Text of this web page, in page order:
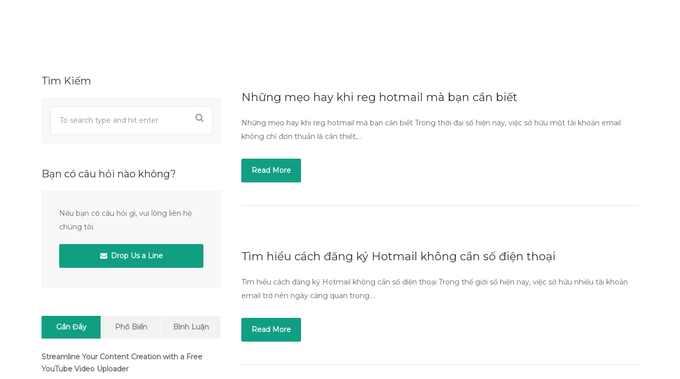
Những mẹo hay khi reg hotmail mà bạn cần biết
Những mẹo hay khi reg hotmail mà bạn cần biết Trong thời đại số hiện nay, việc sở hữu một tài khoản email
không chỉ đơn thuần là cần thiết,…
Read More
Tìm hiểu cách đăng ký Hotmail không cần số điện thoại
Tìm hiểu cách đăng ký Hotmail không cần số điện thoại Trong thế giới số hiện nay, việc sở hữu nhiều tài khoản
email trở nên ngày càng quan trọng….
Read More
Tìm Kiếm
Bạn có câu hỏi nào không?
Nếu bạn có câu hỏi gì, vui lòng liên hệ
chúng tôi.
Drop Us a Line
Gần Đây Phổ Biến Bình Luận
Streamline Your Content Creation with a Free
YouTube Video Uploader